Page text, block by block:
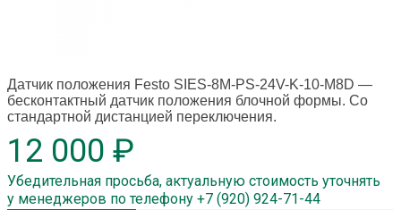
Датчик положения Festo SIES-8M-PS-24V-K-10-M8D —
бесконтактный датчик положения блочной формы. Со
стандартной дистанцией переключения.
12 000 ₽
Убедительная просьба, актуальную стоимость уточнять
у менеджеров по телефону +7 (920) 924-71-44